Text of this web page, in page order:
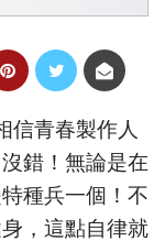
信青春製作人
錯！無論是在
種兵一個！不
，這點自律就